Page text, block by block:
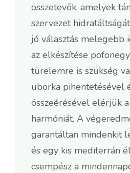
összetevők, amelyek
szervezet
jó választás melegebb
az elkészítése
türelemre is szükség
uborka pihentetésével
összeérésével elérjük
harmóniát. A
garantáltan mindenkit
és egy kis mediterrán
csempész a